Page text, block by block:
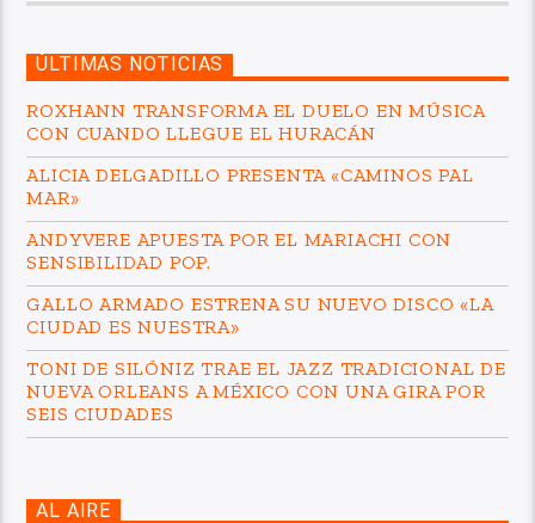
ÚLTIMAS NOTICIAS
ROXHANN TRANSFORMA EL DUELO EN MÚSICA
CON CUANDO LLEGUE EL HURACÁN
ALICIA DELGADILLO PRESENTA «CAMINOS PAL
MAR»
ANDYVERE APUESTA POR EL MARIACHI CON
SENSIBILIDAD POP.
GALLO ARMADO ESTRENA SU NUEVO DISCO «LA
CIUDAD ES NUESTRA»
TONI DE SILÓNIZ TRAE EL JAZZ TRADICIONAL DE
NUEVA ORLEANS A MÉXICO CON UNA GIRA POR
SEIS CIUDADES
AL AIRE